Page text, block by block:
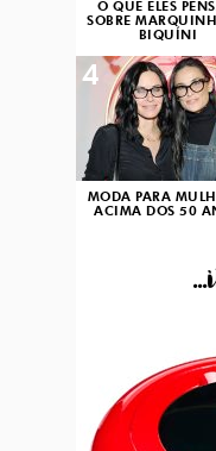
O QUE ELES
SOBRE
BIQUÍNI
MODA PARA
ACIMA DOS 50
4